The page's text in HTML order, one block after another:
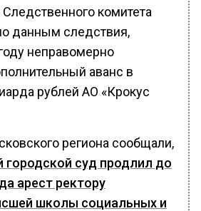
комитета
данным следствия,
неправомерно
аванс в
рублей АО «Крокус
региона сообщали,
городской суд продлил до
арест ректору
школы социальных и